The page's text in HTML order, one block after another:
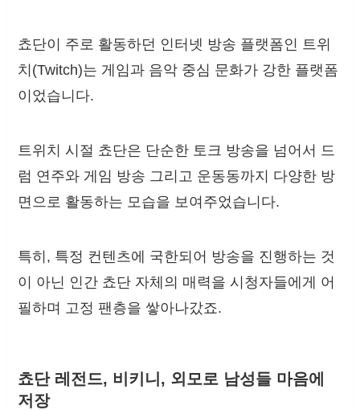
쵸단이 주로 활동하던 인터넷 방송 플랫폼인 트위
치(Twitch)는 게임과 음악 중심 문화가 강한 플랫폼
이었습니다.
트위치 시절 쵸단은 단순한 토크 방송을 넘어서 드
럼 연주와 게임 방송 그리고 운동동까지 다양한 방
면으로 활동하는 모습을 보여주었습니다.
특히, 특정 컨텐츠에 국한되어 방송을 진행하는 것
이 아닌 인간 쵸단 자체의 매력을 시청자들에게 어
필하며 고정 팬층을 쌓아나갔죠.
쵸단 레전드, 비키니, 외모로 남성들 마음에
저장